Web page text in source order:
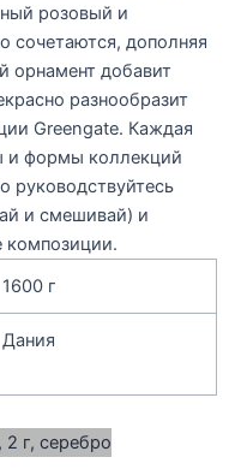
розовый и
сочетаются, дополняя
орнамент добавит
разнообразит
Greengate. Каждая
и формы коллекций
руководствуйтесь
и смешивай) и
композиции.
1600 г
Дания